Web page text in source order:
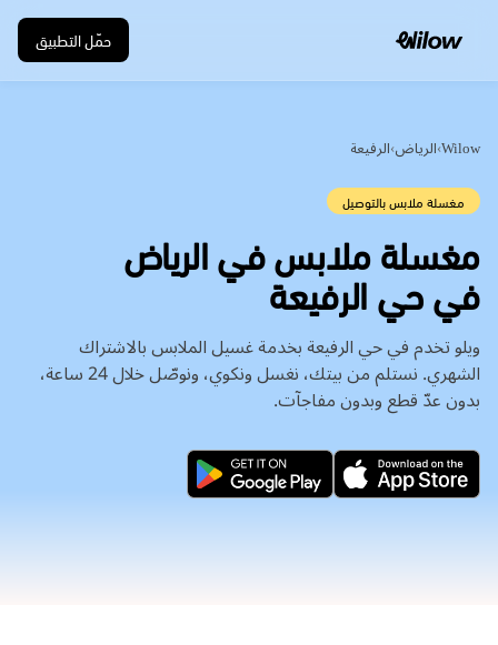
حمّل التطبيق
Wilow
›الرياض›الرفيعة
مغسلة ملابس بالتوصيل
في حي الرفيعة
ويلو تخدم في حي الرفيعة بخدمة غسيل الملابس بالاشتراك
الشهري. نستلم من بيتك، نغسل ونكوي، ونوصّل خلال 24 ساعة،
بدون عدّ قطع وبدون مفاجآت.